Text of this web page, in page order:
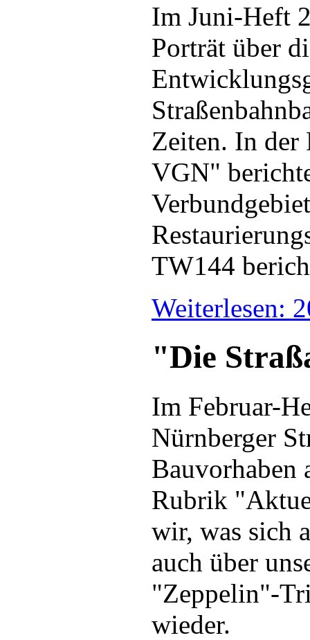
Im Juni-Heft
Porträt über
Zeiten. In der
VGN"
TW144
Weiterlesen:
"Die
Im Februar-
Nürnberger
Bauvorhaben
Rubrik
wir, was sich
auch über
"Zeppelin"-
wieder.